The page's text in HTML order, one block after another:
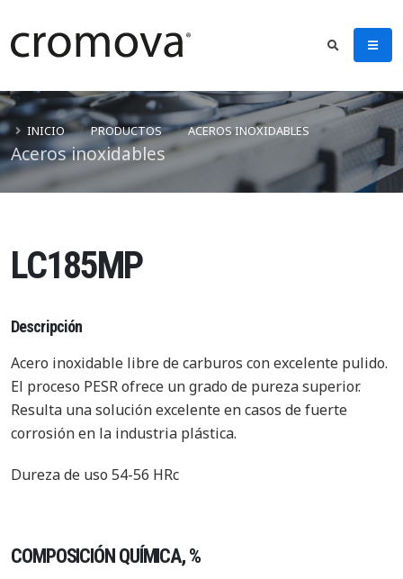
Aceros inoxidables
INICIO PRODUCTOS ACEROS INOXIDABLES
LC185MP
Descripción
Acero inoxidable libre de carburos con excelente pulido.
El proceso PESR ofrece un grado de pureza superior.
Resulta una solución excelente en casos de fuerte
corrosión en la industria plástica.
Dureza de uso 54-56 HRc
COMPOSICIÓN QUÍMICA, %